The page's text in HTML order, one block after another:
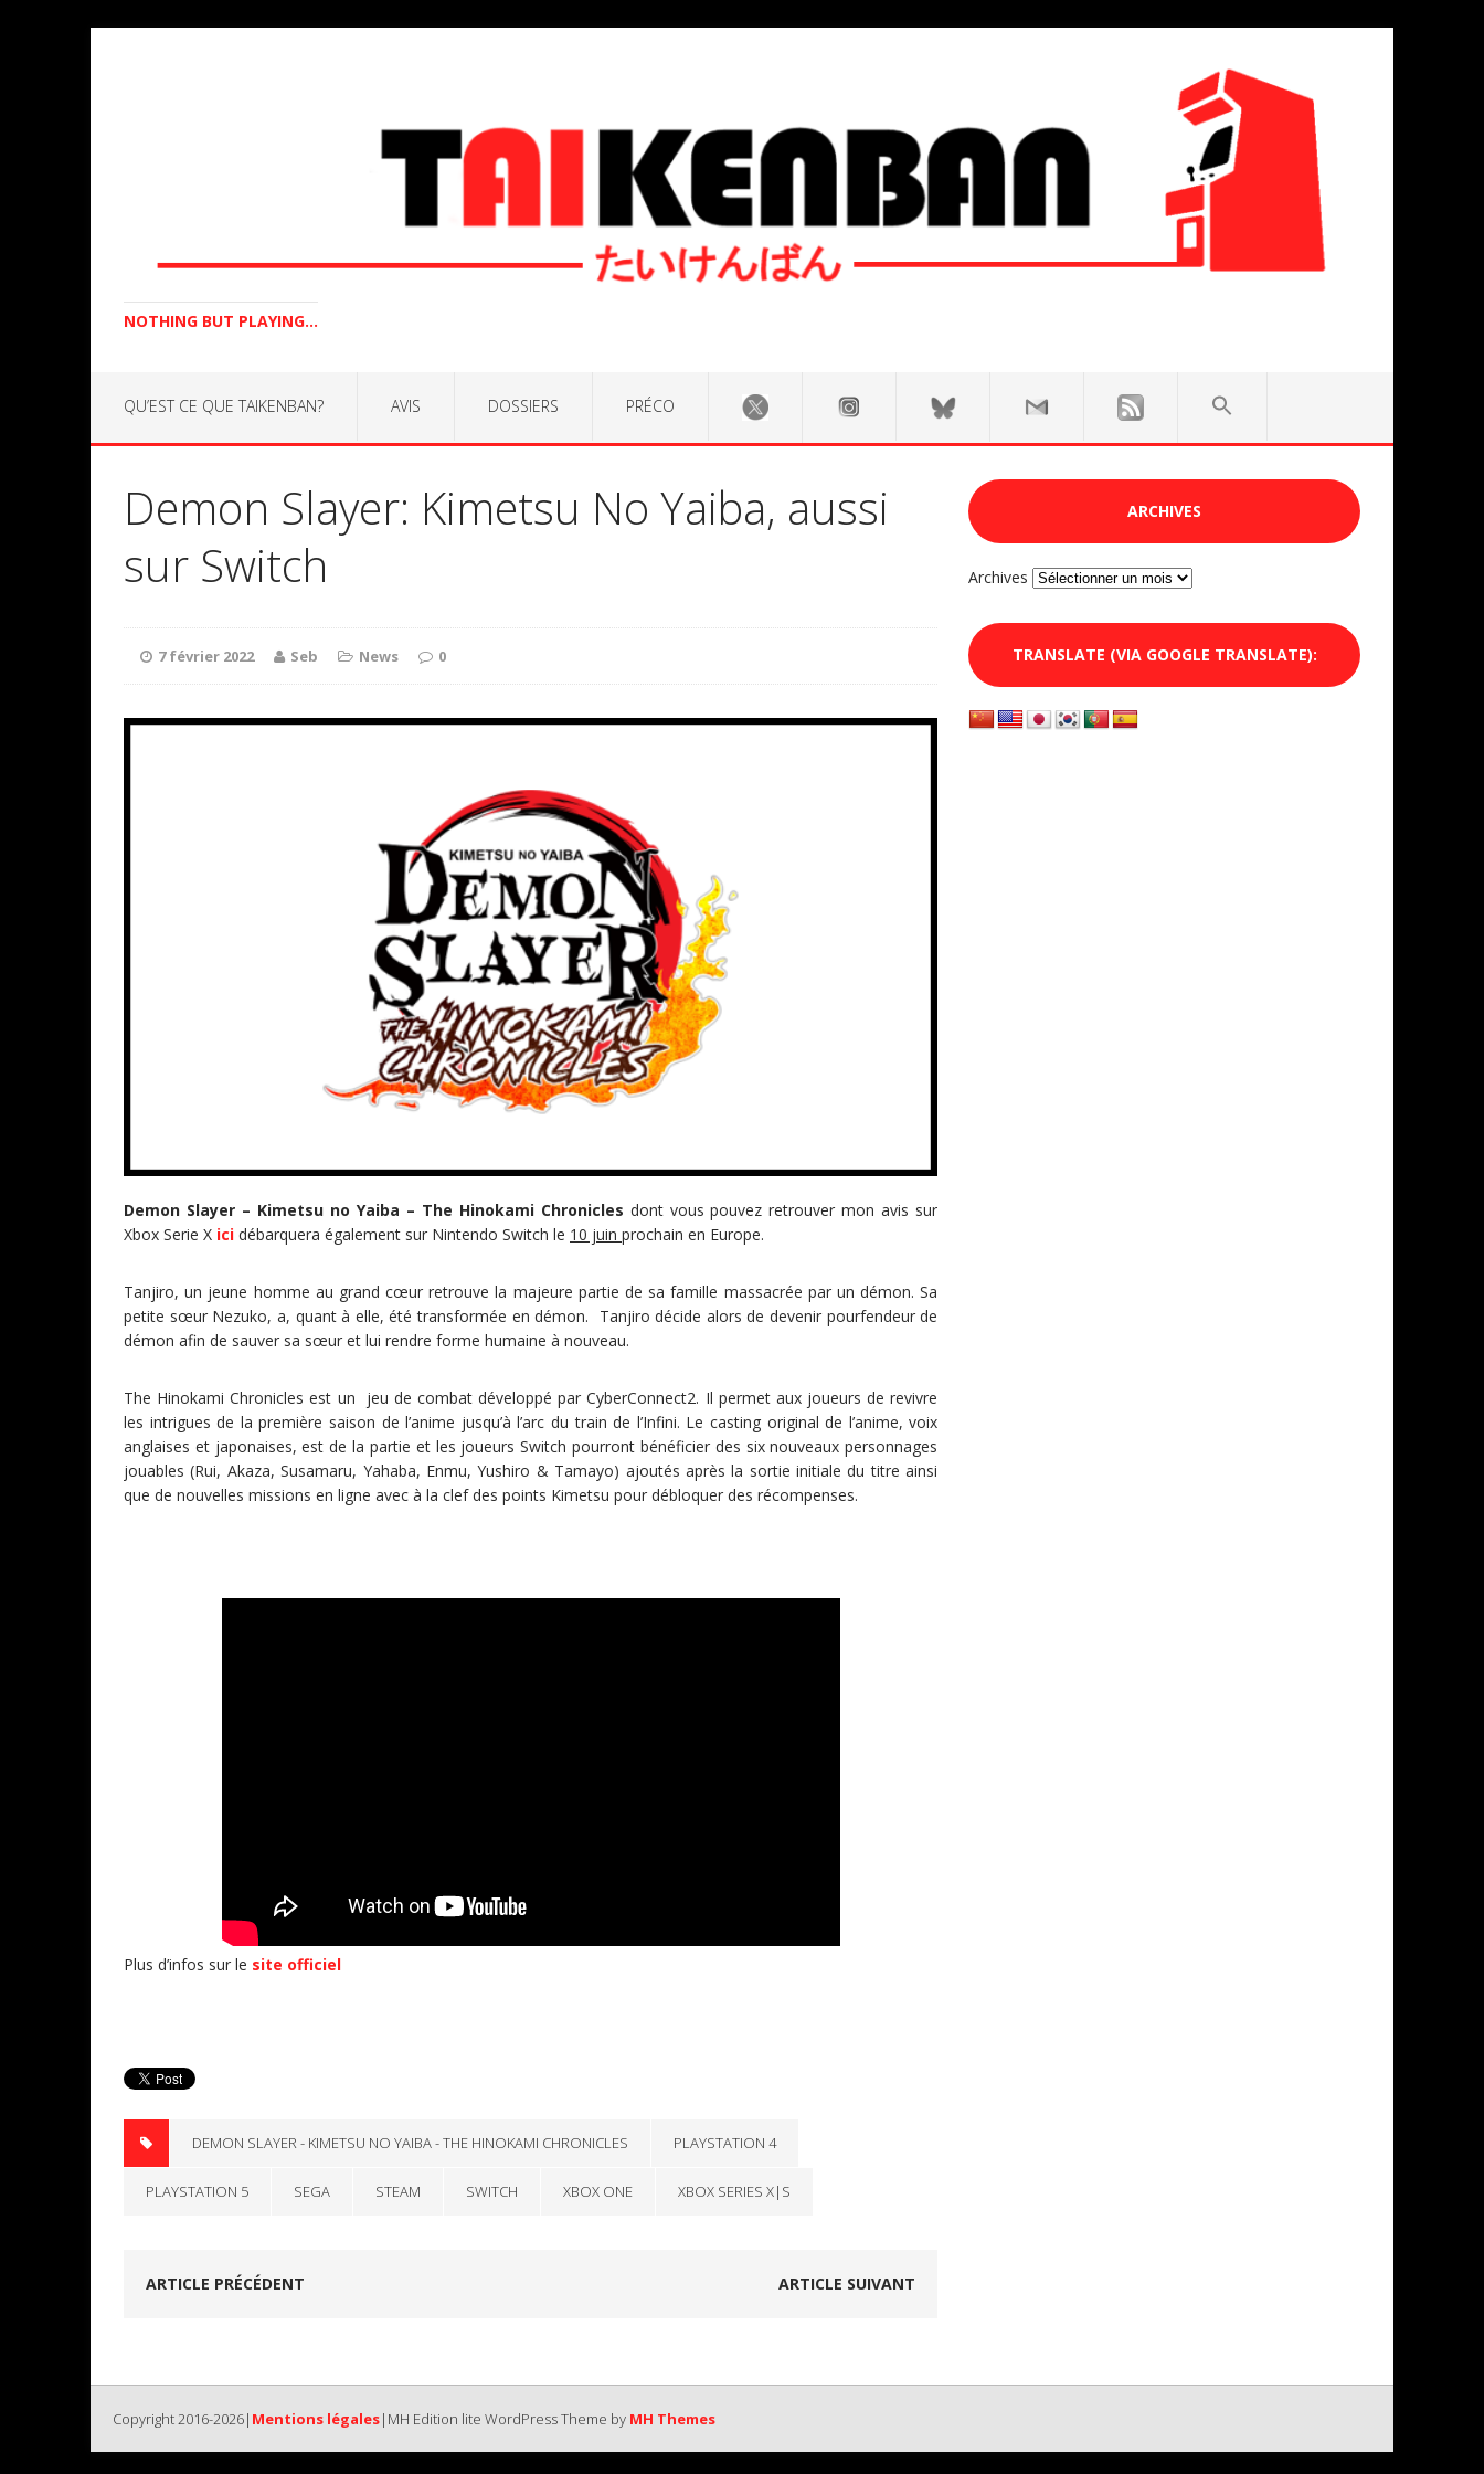
NOTHING BUT PLAYING...
QU’EST CE QUE TAIKENBAN? AVIS DOSSIERS PRÉCO
Demon Slayer: Kimetsu No Yaiba, aussi
sur Switch
7 février 2022 Seb News 0
Demon Slayer – Kimetsu no Yaiba – The Hinokami Chronicles dont vous pouvez retrouver mon avis sur
Xbox Serie X ici débarquera également sur Nintendo Switch le 10 juin prochain en Europe.
Tanjiro, un jeune homme au grand cœur retrouve la majeure partie de sa famille massacrée par un démon. Sa
petite sœur Nezuko, a, quant à elle, été transformée en démon. Tanjiro décide alors de devenir pourfendeur de
démon afin de sauver sa sœur et lui rendre forme humaine à nouveau.
The Hinokami Chronicles est un jeu de combat développé par CyberConnect2. Il permet aux joueurs de revivre
les intrigues de la première saison de l’anime jusqu’à l’arc du train de l’Infini. Le casting original de l’anime, voix
anglaises et japonaises, est de la partie et les joueurs Switch pourront bénéficier des six nouveaux personnages
jouables (Rui, Akaza, Susamaru, Yahaba, Enmu, Yushiro & Tamayo) ajoutés après la sortie initiale du titre ainsi
que de nouvelles missions en ligne avec à la clef des points Kimetsu pour débloquer des récompenses.
Plus d’infos sur le site officiel
DEMON SLAYER - KIMETSU NO YAIBA - THE HINOKAMI CHRONICLES PLAYSTATION 4
PLAYSTATION 5 SEGA STEAM SWITCH XBOX ONE XBOX SERIES X|S
ARTICLE PRÉCÉDENT ARTICLE SUIVANT
ARCHIVES
Archives
TRANSLATE (VIA GOOGLE TRANSLATE):
Copyright 2016-2026| Mentions légales|MH Edition lite WordPress Theme by MH Themes